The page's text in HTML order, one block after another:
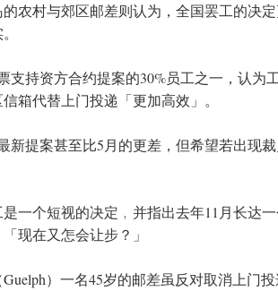
农村与郊区邮差则认为，全国罢工的决
支持资方合约提案的30%员工之一，认为
箱代替上门投递「更加高效」。
新提案甚至比5月的更差，但希望若出现
一个短视的决定﹐并指出去年11月长达
现在又怎会让步？」
）一名45岁的邮差虽反对取消上门